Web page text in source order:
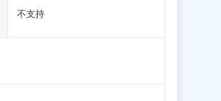
不支持